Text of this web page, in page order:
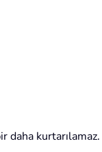
daha kurtarılamaz.